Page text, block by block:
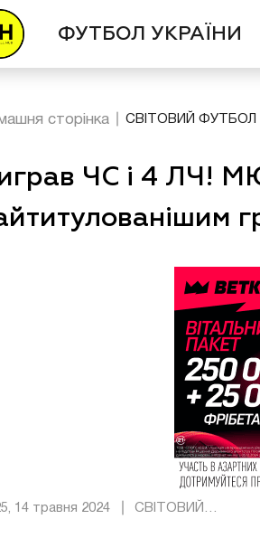
ФУТБОЛ УКРАЇНИ
сторінка СВІТОВИЙ ФУТБОЛ
ЧС і 4 ЛЧ!
14 травня 2024